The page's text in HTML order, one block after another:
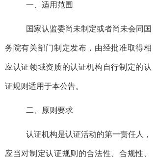
一、适用范围
国家认监委尚未制定或者尚未会同国
务院有关部门制定发布，由经批准取得相
应认证领域资质的认证机构自行制定的认
证规则适用于本公告。
二、原则要求
认证机构是认证活动的第一责任人，
应当对制定认证规则的合法性、合规性、